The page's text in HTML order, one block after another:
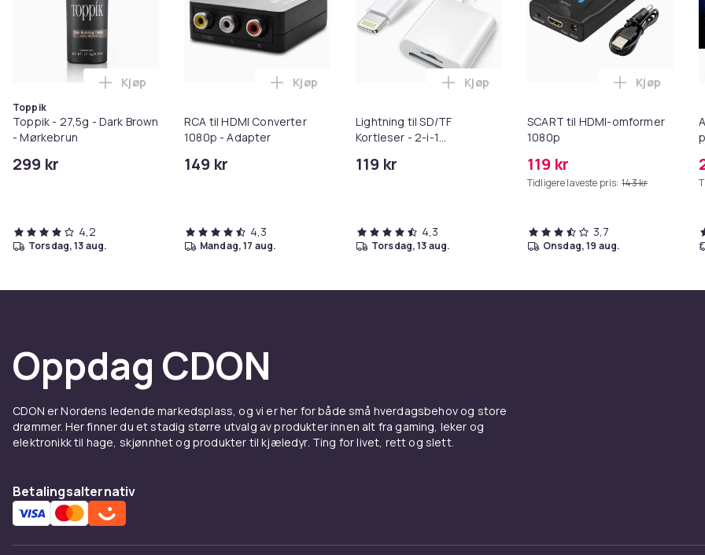
Toppik
Toppik - 27,5g - Dark Brown
- Mørkebrun
299 kr
Legg Toppik - 27,5g - Dark Brown - Mørkebrun i handlekurven
Kjøp
4,2
torsdag, 13 aug.
RCA til HDMI Converter
1080p - Adapter
149 kr
Legg RCA til HDMI Converter 1080p - Adapter i handlekurven
Kjøp
4,3
mandag, 17 aug.
Lightning til SD/TF
Kortleser - 2-i-1
iPhone/iPad
119 kr
Legg Lightning til SD/TF Kortleser - 2-i-1
Kjøp
4,3
torsdag, 13 aug.
SCART til HDMI-omformer
1080p
119 kr
Tidligere laveste pris: 143 kr
Legg
Kjøp
3,7
onsdag, 19 aug.
Oppdag CDON
CDON er Nordens ledende markedsplass, og vi er her for både små hverdagsbehov og store
drømmer. Her finner du et stadig større utvalg av produkter innen alt fra gaming, leker og
elektronikk til hage, skjønnhet og produkter til kjæledyr. Ting for livet, rett og slett.
Betalingsalternativ